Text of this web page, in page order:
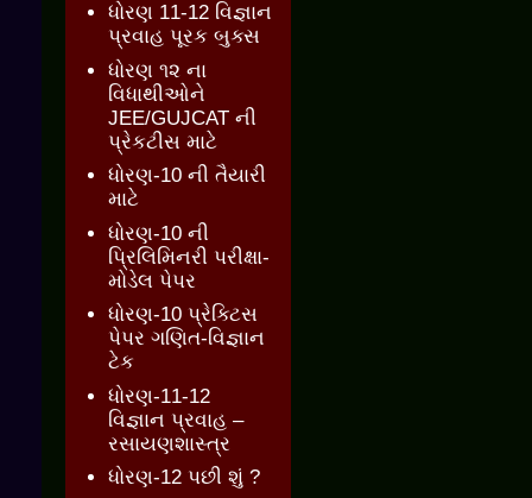
ધોરણ 11-12 વિજ્ઞાન
પ્રવાહ પૂરક બુક્સ
ધોરણ ૧૨ ના
વિધાથીઓને
JEE/GUJCAT ની
પ્રેકટીસ માટે
ધોરણ-10 ની તૈયારી
માટે
ધોરણ-10 ની
પ્રિલિમિનરી પરીક્ષા-
મોડેલ પેપર
ધોરણ-10 પ્રેક્ટિસ
પેપર ગણિત-વિજ્ઞાન
ટેક
ધોરણ-11-12
વિજ્ઞાન પ્રવાહ –
રસાયણશાસ્ત્ર
ધોરણ-12 પછી શું ?